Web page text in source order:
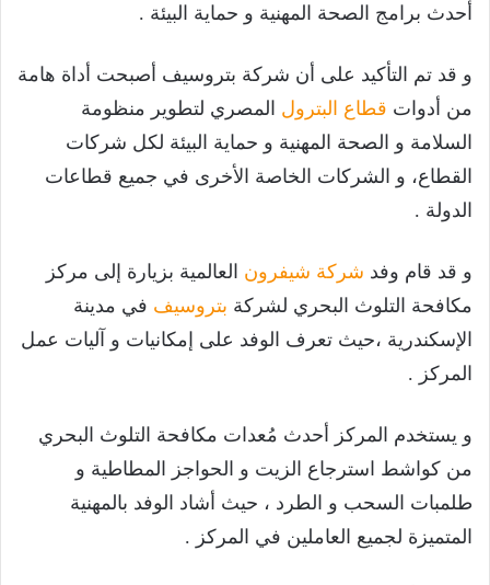
أحدث برامج الصحة المهنية و حماية البيئة .
و قد تم التأكيد على أن شركة بتروسيف أصبحت أداة هامة
من أدوات قطاع البترول المصري لتطوير منظومة
السلامة و الصحة المهنية و حماية البيئة لكل شركات
القطاع، و الشركات الخاصة الأخرى في جميع قطاعات
الدولة .
و قد قام وفد شركة شيفرون العالمية بزيارة إلى مركز
مكافحة التلوث البحري لشركة بتروسيف في مدينة
الإسكندرية ،حيث تعرف الوفد على إمكانيات و آليات عمل
المركز .
و يستخدم المركز أحدث مُعدات مكافحة التلوث البحري
من كواشط استرجاع الزيت و الحواجز المطاطية و
طلمبات السحب و الطرد ، حيث أشاد الوفد بالمهنية
المتميزة لجميع العاملين في المركز .